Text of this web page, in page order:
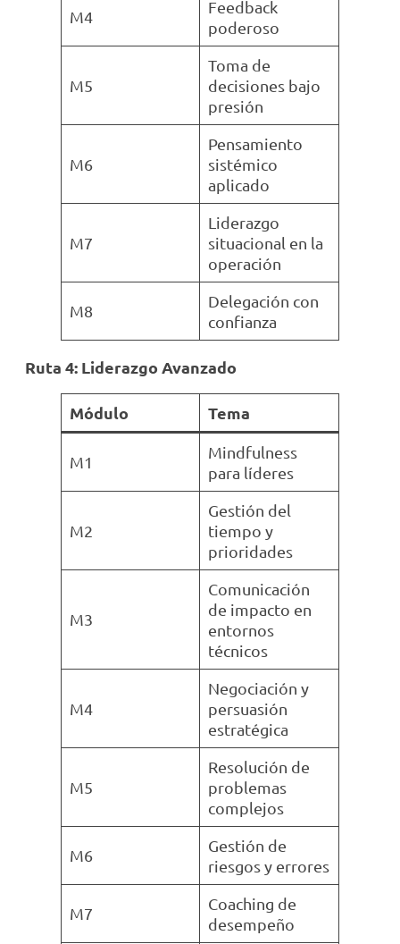
M4
Feedback
poderoso
M5
Toma de
decisiones bajo
presión
M6
Pensamiento
sistémico
aplicado
M7
Liderazgo
situacional en la
operación
M8
Delegación con
confianza
Ruta 4: Liderazgo Avanzado
Módulo Tema
M1
Mindfulness
para líderes
M2
Gestión del
tiempo y
prioridades
M3
Comunicación
de impacto en
entornos
técnicos
M4
Negociación y
persuasión
estratégica
M5
Resolución de
problemas
complejos
M6
Gestión de
riesgos y errores
M7
Coaching de
desempeño